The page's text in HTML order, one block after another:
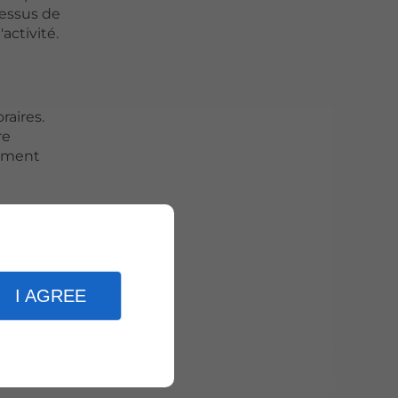
I AGREE
de
pour
dans la